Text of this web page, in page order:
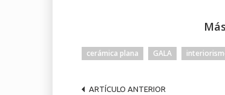
cerámica plana GALA
ARTÍCULO ANTERIOR